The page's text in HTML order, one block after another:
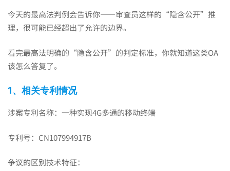
技
术
特
征
被
今天的最高法判例会告诉你——审查员这样的“隐含公开”推
理，很可能已经超出了允许的边界。
看完最高法明确的“隐含公开”的判定标准，你就知道这类OA
该怎么答复了。
1、相关专利情况
涉案专利名称：一种实现4G多通的移动终端
专利号：CN107994917B
争议的区别技术特征：